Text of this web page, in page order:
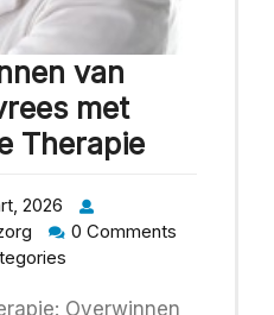
van
met
Therapie
2026
0 Comments
Overwinnen